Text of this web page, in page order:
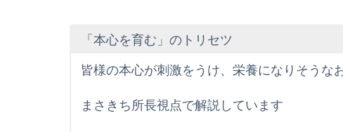
「本心を育む」のトリセツ
皆様の本心が刺激をうけ、栄養になりそうな
まさきち所長視点で解説しています